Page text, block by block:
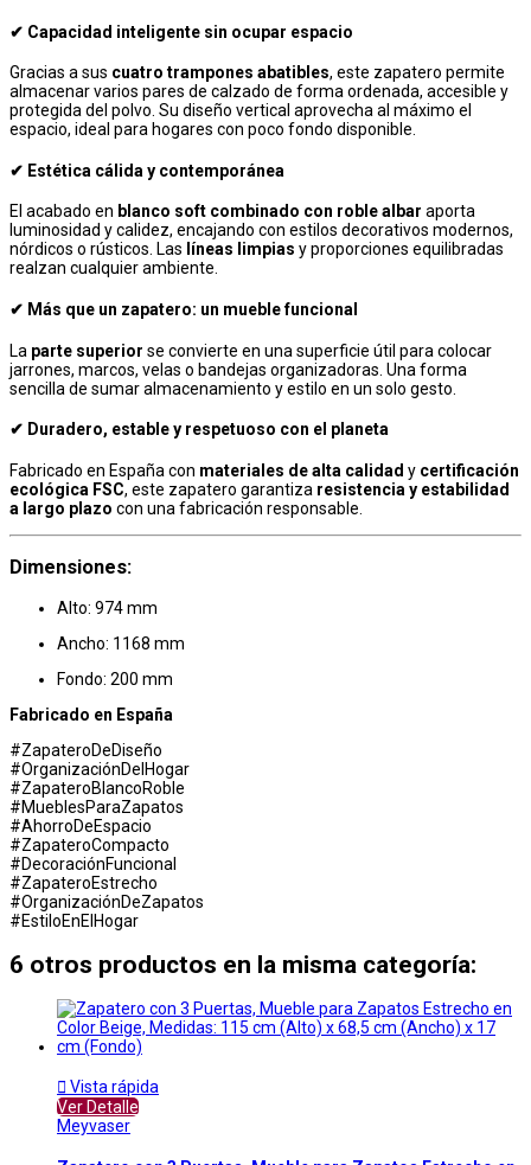
✔ Capacidad inteligente sin ocupar espacio
Gracias a sus cuatro trampones abatibles, este zapatero permite
almacenar varios pares de calzado de forma ordenada, accesible y
protegida del polvo. Su diseño vertical aprovecha al máximo el
espacio, ideal para hogares con poco fondo disponible.
✔ Estética cálida y contemporánea
El acabado en blanco soft combinado con roble albar aporta
luminosidad y calidez, encajando con estilos decorativos modernos,
nórdicos o rústicos. Las líneas limpias y proporciones equilibradas
realzan cualquier ambiente.
✔ Más que un zapatero: un mueble funcional
La parte superior se convierte en una superficie útil para colocar
jarrones, marcos, velas o bandejas organizadoras. Una forma
sencilla de sumar almacenamiento y estilo en un solo gesto.
✔ Duradero, estable y respetuoso con el planeta
Fabricado en España con materiales de alta calidad y certificación
ecológica FSC, este zapatero garantiza resistencia y estabilidad
a largo plazo con una fabricación responsable.
Dimensiones:
Alto: 974 mm
Ancho: 1168 mm
Fondo: 200 mm
Fabricado en España
#ZapateroDeDiseño
#OrganizaciónDelHogar
#ZapateroBlancoRoble
#MueblesParaZapatos
#AhorroDeEspacio
#ZapateroCompacto
#DecoraciónFuncional
#ZapateroEstrecho
#OrganizaciónDeZapatos
#EstiloEnElHogar
6 otros productos en la misma categoría:
 Vista rápida
Ver Detalle
Meyvaser